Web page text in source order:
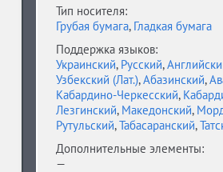
Тип носителя:
Грубая бумага, Гладкая бумага
Поддержка языков:
Украинский, Русский,
Узбекский (Лат.),Абазинский,
Кабардино-Черкесский,
Лезгинский, Македонский,
Рутульский,Табасаранский,
Дополнительные элементы:
—